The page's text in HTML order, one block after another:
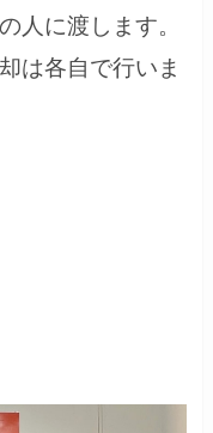
人に渡します。
は各自で行いま